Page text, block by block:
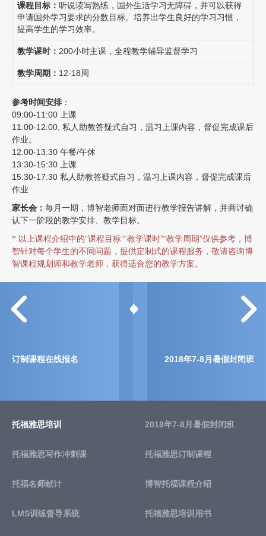
课程目标： 听说读写熟练，国外生活学习无障碍，并可以获得
申请国外学习要求的分数目标。培养出学生良好的学习习惯，
提高学生的学习效率。
教学课时： 200小时主课，全程教学辅导监督学习
教学周期： 12-18周
参考时间安排：
09:00-11:00 上课
11:00-12:00, 私人助教答疑式自习，温习上课内容，督促完成课后
作业。
12:00-13:30 午餐/午休
13:30-15:30 上课
15:30-17:30 私人助教答疑式自习，温习上课内容，督促完成课后
作业
家长会： 每月一期，博智老师面对面进行教学报告讲解，并商讨确
认下一阶段的教学安排、教学目标。
* 以上课程介绍中的“课程目标”“教学课时”“教学周期”仅供参考，博
智针对每个学生的不同问题，提供定制式的课程服务，敬请咨询博
智课程规划师和教学老师，获得适合您的教学方案。
订制课程在线报名 2018年7-8月暑假封闭班
托福雅思培训 2018年7-8月暑假封闭班
托福雅思写作冲刺课 托福雅思订制课程
托福名师献计 博智托福课程介绍
LMS训练督导系统 托福雅思培训用书